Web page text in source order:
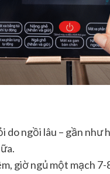
do ngồi lâu – gần như
giờ ngủ một mạch